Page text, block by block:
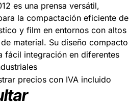
es una prensa versátil,
la compactación eficiente de
y film en entornos con altos
material. Su diseño compacto
fácil integración en diferentes
precios con IVA incluido